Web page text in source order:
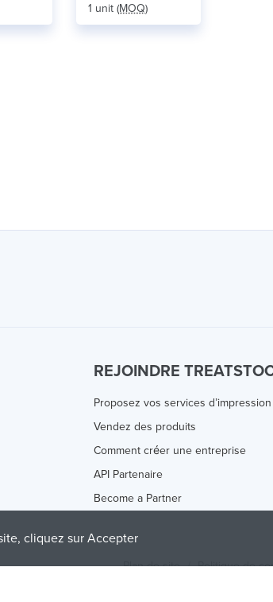
1 unit (MOQ)
REJOINDRE
Proposez vos services d’impression
Vendez des produits
Comment créer une entreprise
API Partenaire
Become a Partner
Plan de site / Politique de
cliquez sur Accepter